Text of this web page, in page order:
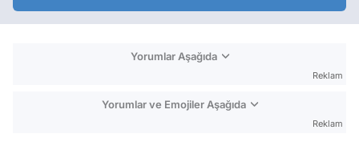
Yorumlar Aşağıda
Reklam
Yorumlar ve Emojiler Aşağıda
Reklam